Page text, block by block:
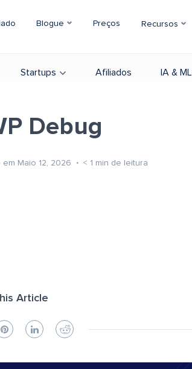
Blogue Preços Recursos
Startups Afiliados IA & ML
Debug
em Maio 12, 2026 < 1 min de leitura
Article